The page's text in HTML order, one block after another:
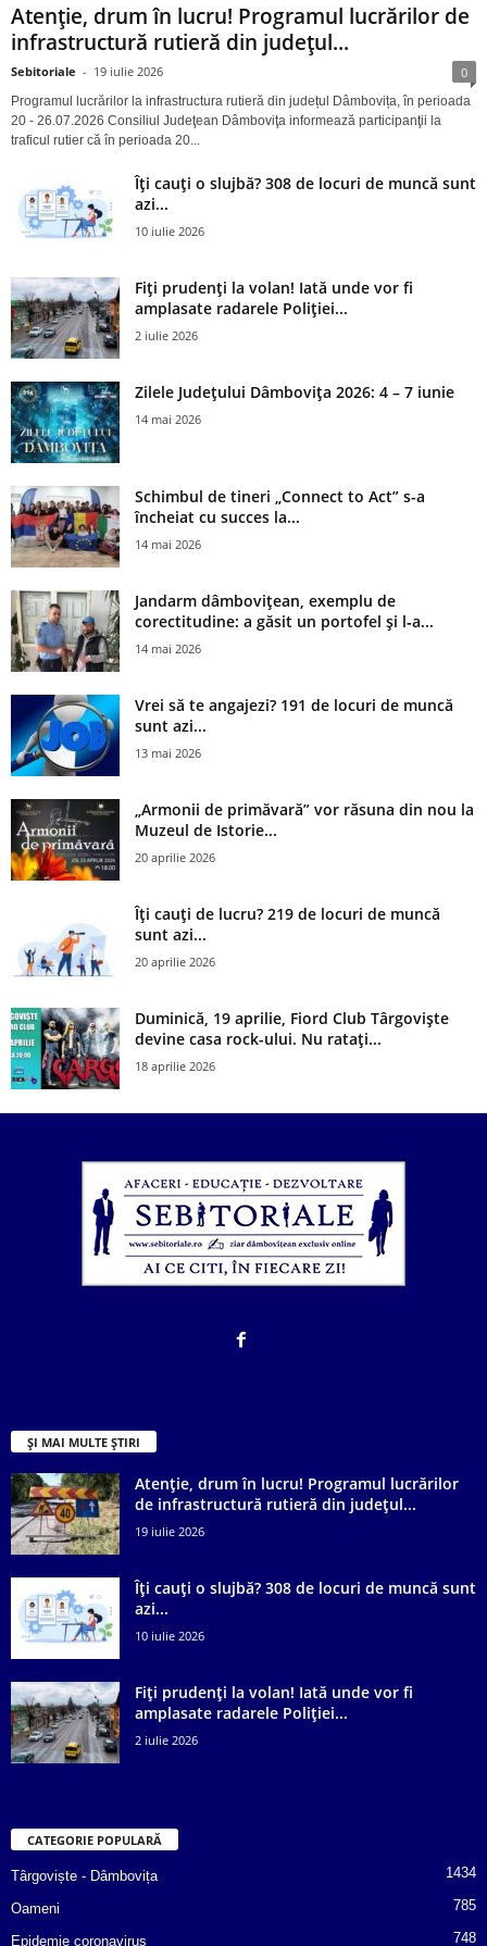
Atenție, drum în lucru! Programul lucrărilor de
infrastructură rutieră din județul...
Sebitoriale - 19 iulie 2026 0
Programul lucrărilor la infrastructura rutieră din județul Dâmbovița, în perioada
20 - 26.07.2026 Consiliul Judeţean Dâmboviţa informează participanţii la
traficul rutier că în perioada 20...
Îți cauți o slujbă? 308 de locuri de muncă sunt
azi...
10 iulie 2026
Fiți prudenți la volan! Iată unde vor fi
amplasate radarele Poliției...
2 iulie 2026
Zilele Județului Dâmbovița 2026: 4 – 7 iunie
14 mai 2026
Schimbul de tineri „Connect to Act” s-a
încheiat cu succes la...
14 mai 2026
Jandarm dâmbovițean, exemplu de
corectitudine: a găsit un portofel și l‑a...
14 mai 2026
Vrei să te angajezi? 191 de locuri de muncă
sunt azi...
13 mai 2026
„Armonii de primăvară” vor răsuna din nou la
Muzeul de Istorie...
20 aprilie 2026
Îți cauți de lucru? 219 de locuri de muncă
sunt azi...
20 aprilie 2026
Duminică, 19 aprilie, Fiord Club Târgoviște
devine casa rock-ului. Nu ratați...
18 aprilie 2026
ȘI MAI MULTE ȘTIRI
Atenție, drum în lucru! Programul lucrărilor
de infrastructură rutieră din județul...
19 iulie 2026
Îți cauți o slujbă? 308 de locuri de muncă sunt
azi...
10 iulie 2026
Fiți prudenți la volan! Iată unde vor fi
amplasate radarele Poliției...
2 iulie 2026
CATEGORIE POPULARĂ
Târgoviște - Dâmbovița 1434
Oameni 785
Epidemie coronavirus 748